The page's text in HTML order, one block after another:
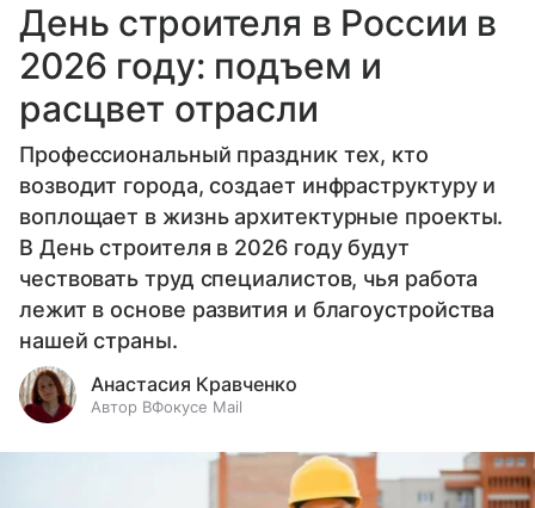
День строителя в России в
2026 году: подъем и
расцвет отрасли
Профессиональный праздник тех, кто
возводит города, создает инфраструктуру и
воплощает в жизнь архитектурные проекты.
В День строителя в 2026 году будут
чествовать труд специалистов, чья работа
лежит в основе развития и благоустройства
нашей страны.
Анастасия Кравченко
Автор ВФокусе Mail